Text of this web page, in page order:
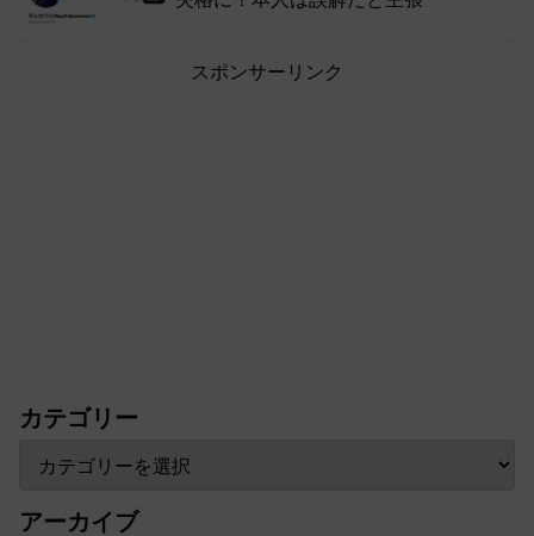
スポンサーリンク
カテゴリー
アーカイブ